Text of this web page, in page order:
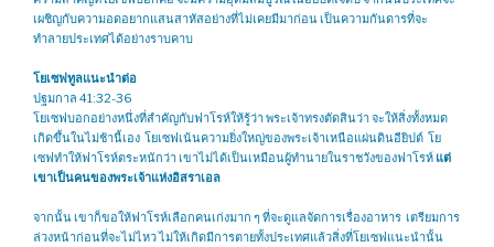
เผชิญกับความอดอยากแสนสาหัสอย่างที่ไม่เคยมีมาก่อน เป็นความกันดารที่จะ
ทำลายประเทศได้อย่างราบคาบ
โยเซฟทูลแนะนำต่อ
ปฐมกาล 41:32-36
โยเซฟบอกอย่างหนึ่งที่สำคัญกับฟาโรห์ให้รู้ว่า พระเจ้าทรงตัดสินว่า จะให้สิ่งทั้งหมด
เกิดขึ้นในไม่ช้านี้เอง โยเซฟเน้นความยิ่งใหญ่ของพระเจ้าเหนือแผ่นดินอียิปต์ โย
เซฟทำให้ฟาโรห์ตระหนักว่า เขาไม่ได้เป็นเหมือนผู้ทำนายในราชวังของฟาโรห์ แต่
เขาเป็นคนของพระเจ้าแห่งอิสราเอล
จากนั้น เขาก็ขอให้ฟาโรห์เลือกคนเก่งมาก ๆ ที่จะดูแลจัดการเรื่องอาหาร เตรียมการ
ล่วงหน้าก่อนที่จะไม่ไหว ไม่ให้เกิดมีการตายทั้งประเทศแล้วสิ่งที่โยเซฟแนะนำนั้น